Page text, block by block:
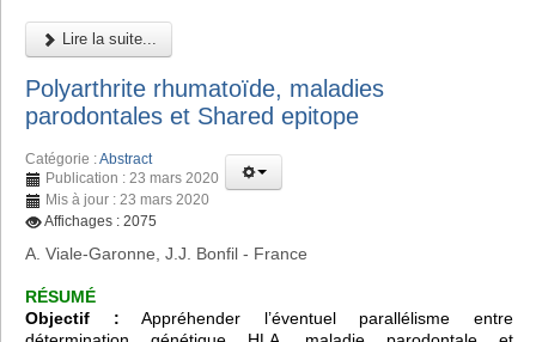
Lire la suite...
Polyarthrite rhumatoïde, maladies
parodontales et Shared epitope
Catégorie :Abstract
Publication : 23 mars 2020
Mis à jour : 23 mars 2020
Affichages : 2075
A. Viale-Garonne, J.J. Bonfil - France
RÉSUMÉ
Objectif : Appréhender l’éventuel parallélisme entre